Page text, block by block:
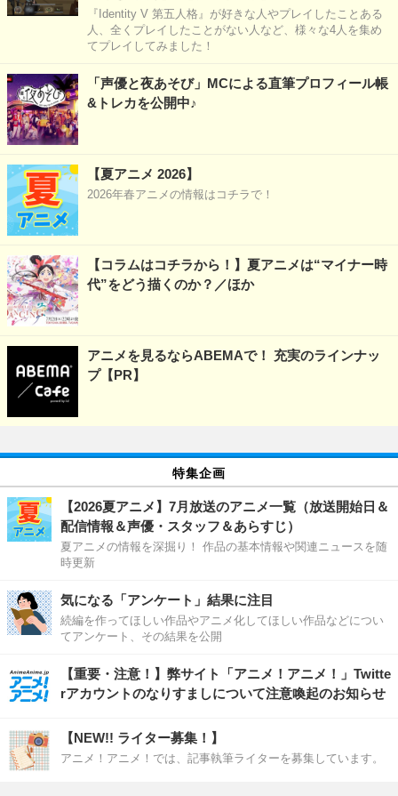
『Identity V 第五人格』が好きな人やプレイしたことある
人、全くプレイしたことがない人など、様々な4人を集め
てプレイしてみました！
「声優と夜あそび」MCによる直筆プロフィール帳
&トレカを公開中♪
【夏アニメ 2026】
2026年春アニメの情報はコチラで！
【コラムはコチラから！】夏アニメは“マイナー時
代”をどう描くのか？／ほか
アニメを見るならABEMAで！ 充実のラインナッ
プ【PR】
特集企画
【2026夏アニメ】7月放送のアニメ一覧（放送開始日＆
配信情報＆声優・スタッフ＆あらすじ）
夏アニメの情報を深掘り！ 作品の基本情報や関連ニュースを随
時更新
気になる「アンケート」結果に注目
続編を作ってほしい作品やアニメ化してほしい作品などについ
てアンケート、その結果を公開
【重要・注意！】弊サイト「アニメ！アニメ！」Twitte
rアカウントのなりすましについて注意喚起のお知らせ
【NEW!! ライター募集！】
アニメ！アニメ！では、記事執筆ライターを募集しています。